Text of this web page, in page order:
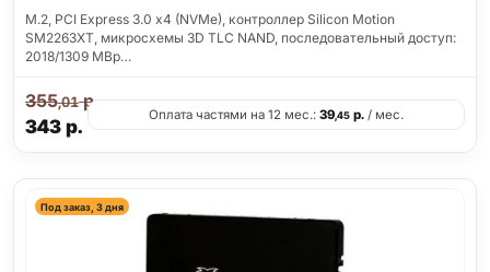
M.2, PCI Express 3.0 x4 (NVMe), контроллер Silicon Motion
SM2263XT, микросхемы 3D TLC NAND, последовательный доступ:
2018/1309 MBp…
343р.
355,01р.
Оплата частями на 12 мес.: 39,45р./ мес.
Под заказ, 3 дня